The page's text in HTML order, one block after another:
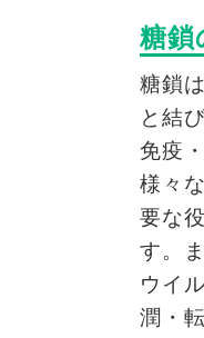
糖鎖
糖鎖
と結
免疫
様々
要な
す。
ウイ
潤・